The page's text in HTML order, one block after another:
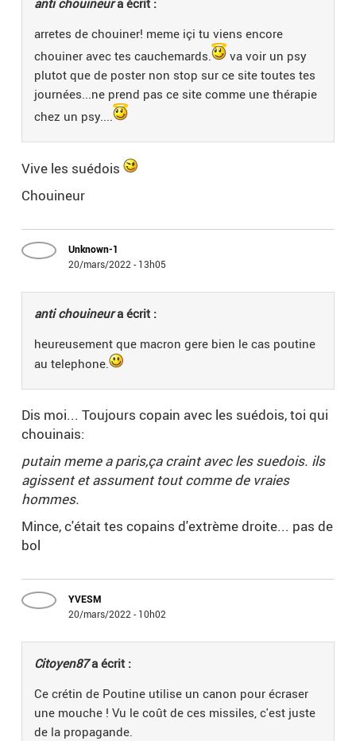
anti chouineura écrit :
arretes de chouiner! meme içi tu viens encore
chouiner avec tes cauchemards.
va voir un psy
plutot que de poster non stop sur ce site toutes tes
journées...ne prend pas ce site comme une thérapie
chez un psy....
Vive les suédois
Chouineur
Unknown-1
20/mars/2022 - 13h05
anti chouineura écrit :
heureusement que macron gere bien le cas poutine
au telephone.
Dis moi... Toujours copain avec les suédois, toi qui
chouinais:
putain meme a paris,ça craint avec les suedois. ils
agissent et assument tout comme de vraies
hommes.
Mince, c'était tes copains d'extrème droite... pas de
bol
YVESM
20/mars/2022 - 10h02
Citoyen87a écrit :
Ce crétin de Poutine utilise un canon pour écraser
une mouche ! Vu le coût de ces missiles, c'est juste
de la propagande.